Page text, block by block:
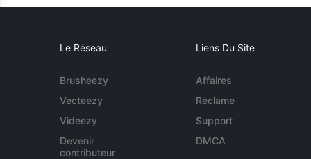
Le Réseau
Brusheezy
Vecteezy
Videezy
Devenir
contributeur
Liens Du Site
Affaires
Réclame
Support
DMCA